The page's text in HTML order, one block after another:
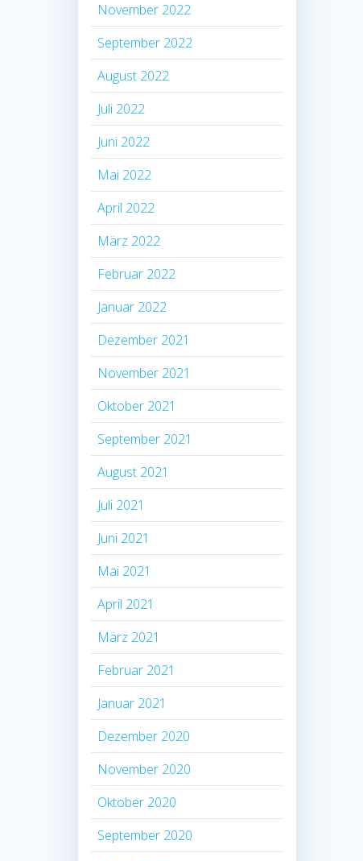
November 2022
September 2022
August 2022
Juli 2022
Juni 2022
Mai 2022
April 2022
März 2022
Februar 2022
Januar 2022
Dezember 2021
November 2021
Oktober 2021
September 2021
August 2021
Juli 2021
Juni 2021
Mai 2021
April 2021
März 2021
Februar 2021
Januar 2021
Dezember 2020
November 2020
Oktober 2020
September 2020